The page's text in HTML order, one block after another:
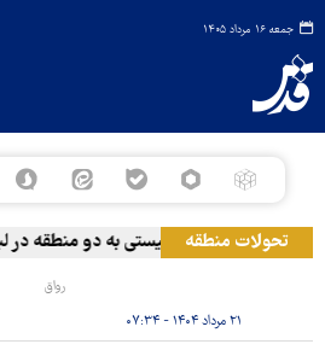
جمعه ۱۶ مرداد ۱۴۰۵
تحولات منطقه
حمله رژیم صهیونیستی به دو منطقه در لبنان
رواق
۲۱ مرداد ۱۴۰۴ - ۰۷:۳۴